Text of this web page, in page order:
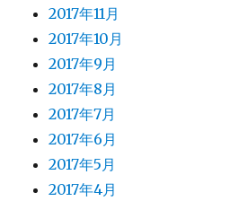
2017年11月
2017年10月
2017年9月
2017年8月
2017年7月
2017年6月
2017年5月
2017年4月